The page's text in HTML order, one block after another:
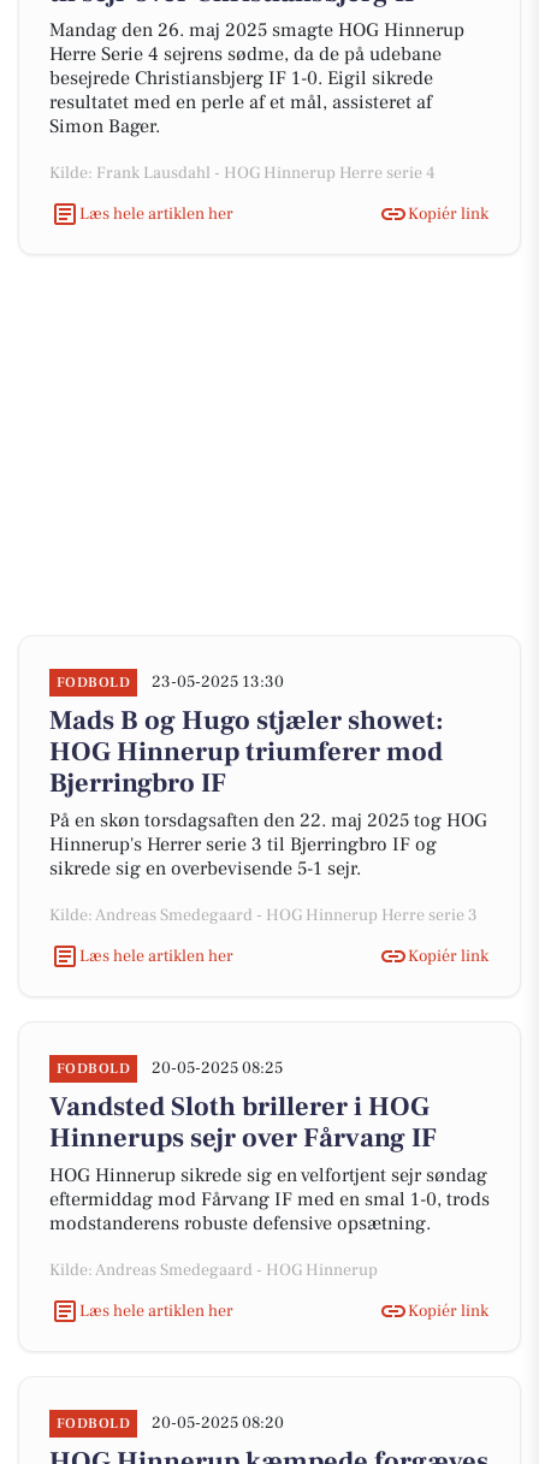
Mandag den 26. maj 2025 smagte HOG Hinnerup
Herre Serie 4 sejrens sødme, da de på udebane
besejrede Christiansbjerg IF 1-0. Eigil sikrede
resultatet med en perle af et mål, assisteret af
Simon Bager.
Kilde: Frank Lausdahl - HOG Hinnerup Herre serie 4
Læs hele artiklen her
Kopiér link
FODBOLD 23-05-2025 13:30
Mads B og Hugo stjæler showet:
HOG Hinnerup triumferer mod
Bjerringbro IF
På en skøn torsdagsaften den 22. maj 2025 tog HOG
Hinnerup's Herrer serie 3 til Bjerringbro IF og
sikrede sig en overbevisende 5-1 sejr.
Kilde: Andreas Smedegaard - HOG Hinnerup Herre serie 3
Læs hele artiklen her
Kopiér link
FODBOLD 20-05-2025 08:25
Vandsted Sloth brillerer i HOG
Hinnerups sejr over Fårvang IF
HOG Hinnerup sikrede sig en velfortjent sejr søndag
eftermiddag mod Fårvang IF med en smal 1-0, trods
modstanderens robuste defensive opsætning.
Kilde: Andreas Smedegaard - HOG Hinnerup
Læs hele artiklen her
Kopiér link
FODBOLD 20-05-2025 08:20